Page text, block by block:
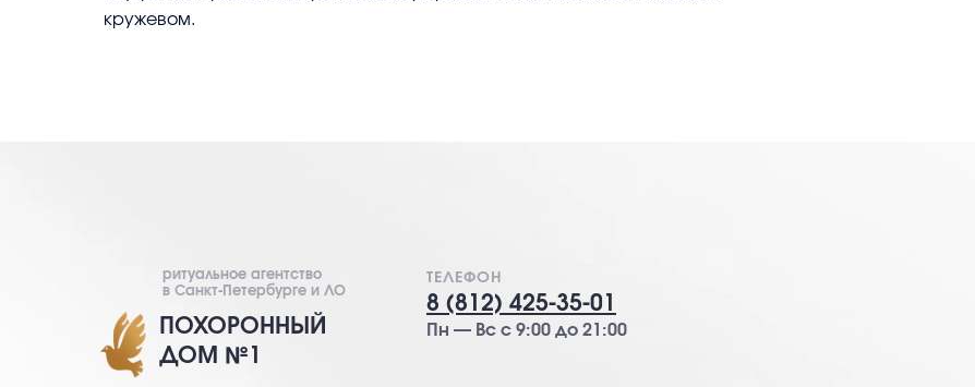
кружевом.
ПОХОРОННЫЙ
ДОМ №1
ТЕЛЕФОН
8 (812) 425-35-01
Пн — Вс с 9:00 до 21:00
ритуальное агентство
в Санкт-Петербурге и ЛО